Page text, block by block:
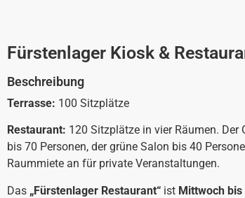
Fürstenlager Kiosk &
Beschreibung
Terrasse: 100 Sitzplätze
Restaurant: 120 Sitzplätze in vier Räumen.
bis 70 Personen, der grüne Salon bis 40
Raummiete an für private Veranstaltungen.
Das „Fürstenlager Restaurant“ ist Mittwoch